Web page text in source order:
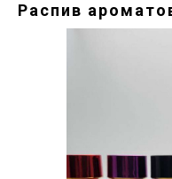
Распив